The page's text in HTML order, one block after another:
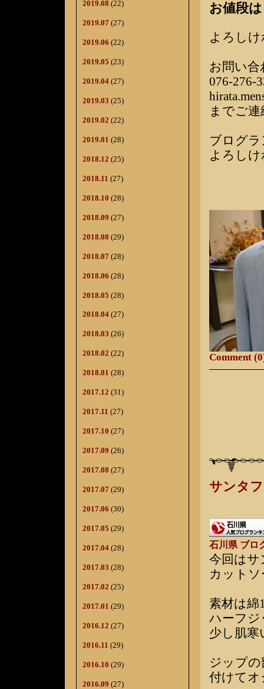
2019.08 (22)
2019.07 (27)
2019.06 (22)
2019.05 (23)
2019.04 (27)
2019.03 (25)
2019.02 (22)
2019.01 (28)
2018.12 (25)
2018.11 (27)
2018.10 (28)
2018.09 (27)
2018.08 (29)
2018.07 (28)
2018.06 (28)
2018.05 (28)
2018.04 (27)
2018.03 (26)
2018.02 (22)
2018.01 (28)
2017.12 (31)
2017.11 (27)
2017.10 (27)
2017.09 (26)
2017.08 (27)
2017.07 (29)
2017.06 (30)
2017.05 (29)
2017.04 (28)
2017.03 (28)
2017.02 (25)
2017.01 (29)
2016.12 (27)
2016.11 (29)
2016.10 (29)
2016.09 (27)
お値段
よろしけ
お問い合
076-276-
までご
ブログ
よろし
Comment
サンタ
石川県 ブロ
今回はサ
カット
素材は綿
ハーフ
少し肌寒
ジップ
付けてオ